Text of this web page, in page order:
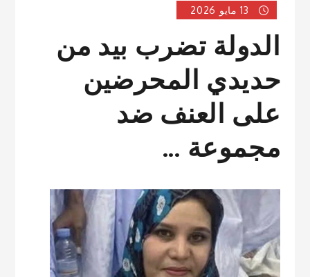
13 مايو 2026
الدولة تضرب بيد من
حديدي المحرضين
على العنف ضد
مجموعة …